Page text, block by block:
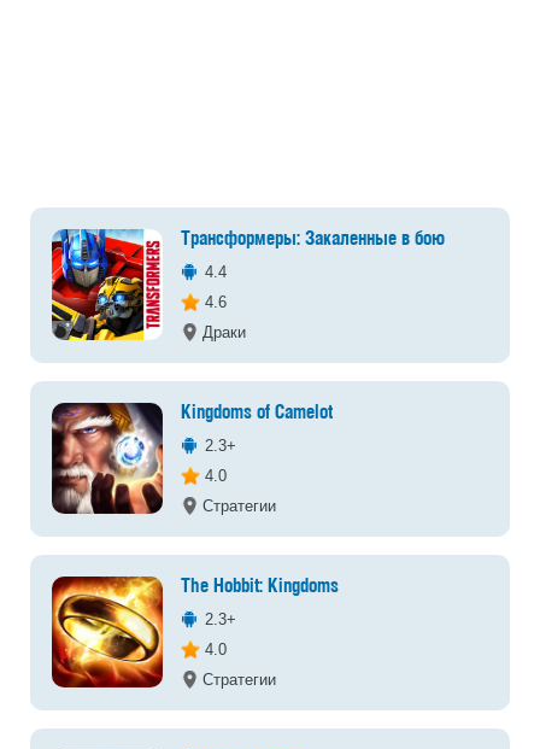
Трансформеры: Закаленные в бою
4.4
4.6
Драки
Kingdoms of Camelot
2.3+
4.0
Стратегии
The Hobbit: Kingdoms
2.3+
4.0
Стратегии